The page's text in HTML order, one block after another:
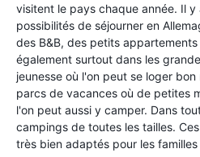
visitent le pays chaque année. Il y
possibilités de séjourner en
des B&B, des petits
également surtout dans les
jeunesse où l'on peut se loger
parcs de vacances où de petites
l'on peut aussi y camper. Dans
campings de toutes les tailles.
très bien adaptés pour les